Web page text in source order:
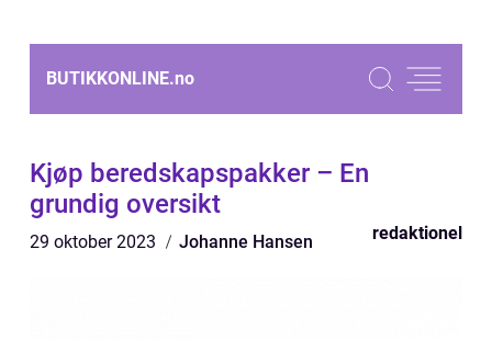
BUTIKKONLINE.no
Kjøp beredskapspakker – En
grundig oversikt
29 oktober 2023 Johanne Hansen redaktionel